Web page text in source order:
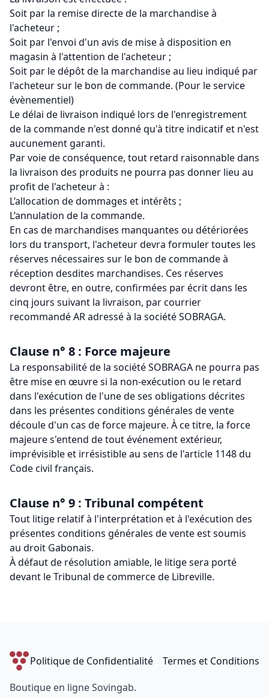
Soit par la remise directe de la marchandise à
l'acheteur ;
Soit par l'envoi d'un avis de mise à disposition en
magasin à l'attention de l'acheteur ;
Soit par le dépôt de la marchandise au lieu indiqué par
l'acheteur sur le bon de commande. (Pour le service
évènementiel)
Le délai de livraison indiqué lors de l'enregistrement
de la commande n'est donné qu'à titre indicatif et n'est
aucunement garanti.
Par voie de conséquence, tout retard raisonnable dans
la livraison des produits ne pourra pas donner lieu au
profit de l'acheteur à :
L’allocation de dommages et intérêts ;
L’annulation de la commande.
En cas de marchandises manquantes ou détériorées
lors du transport, l'acheteur devra formuler toutes les
réserves nécessaires sur le bon de commande à
réception desdites marchandises. Ces réserves
devront être, en outre, confirmées par écrit dans les
cinq jours suivant la livraison, par courrier
recommandé AR adressé à la société SOBRAGA.
Clause n° 8 : Force majeure
La responsabilité de la société SOBRAGA ne pourra pas
être mise en œuvre si la non-exécution ou le retard
dans l'exécution de l'une de ses obligations décrites
dans les présentes conditions générales de vente
découle d'un cas de force majeure. À ce titre, la force
majeure s'entend de tout événement extérieur,
imprévisible et irrésistible au sens de l'article 1148 du
Code civil français.
Clause n° 9 : Tribunal compétent
Tout litige relatif à l'interprétation et à l'exécution des
présentes conditions générales de vente est soumis
au droit Gabonais.
À défaut de résolution amiable, le litige sera porté
devant le Tribunal de commerce de Libreville.
Politique de Confidentialité
Termes et Conditions
Boutique en ligne Sovingab.